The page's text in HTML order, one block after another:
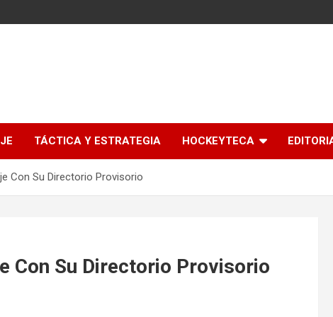
TÁCTICA Y ESTRATEGIA HOCKEYTECA
Con Su Directorio Provisorio
Con Su Directorio Provisorio